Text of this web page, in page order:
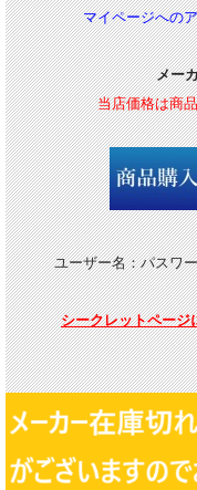
マイページへの
メー
当店価格は商
ユーザー名：パスワ
シークレットページ